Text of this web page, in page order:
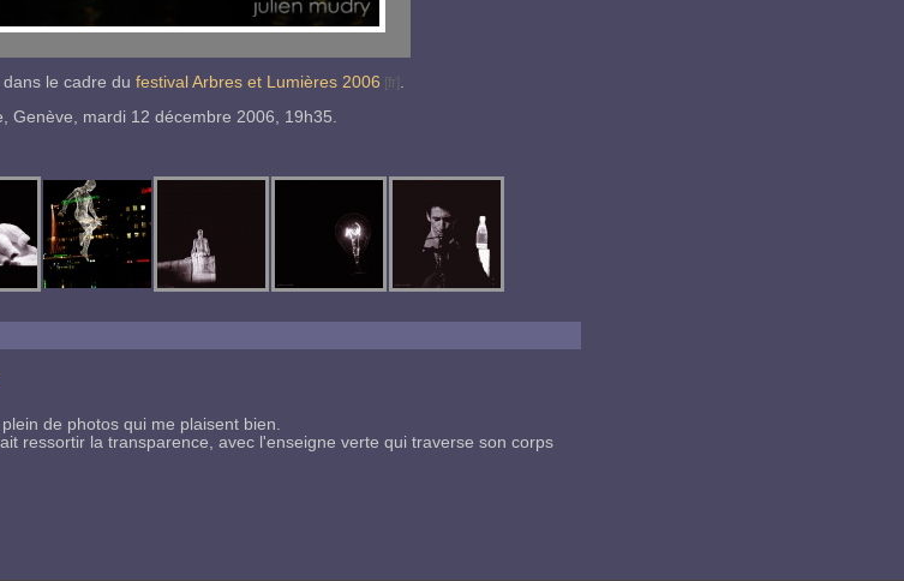
le cadre du festival Arbres et Lumières 2006
.
Genève, mardi 12 décembre 2006, 19h35.
de photos qui me plaisent bien.
ressortir la transparence, avec l'enseigne verte qui traverse son corps